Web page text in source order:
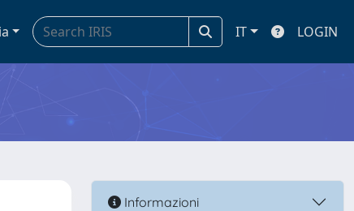
IT LOGIN
Informazioni